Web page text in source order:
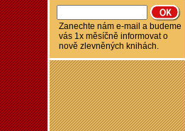
Zanechte nám e-mail a budeme
vás 1x měsíčně informovat o
nově zlevněných knihách.